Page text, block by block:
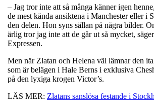
– Jag tror inte att så många känner igen
de mest kända ansiktena i Manchester eller i
den delen. Hon syns sällan på några bilder.
ärlig tror jag inte att de går ut så mycket,
Expressen.
Men när Zlatan och Helena väl lämnar den
som är belägen i Hale Berns i exklusiva
på den lyxiga krogen Victor’s.
LÄS MER: Zlatans sanslösa festande i